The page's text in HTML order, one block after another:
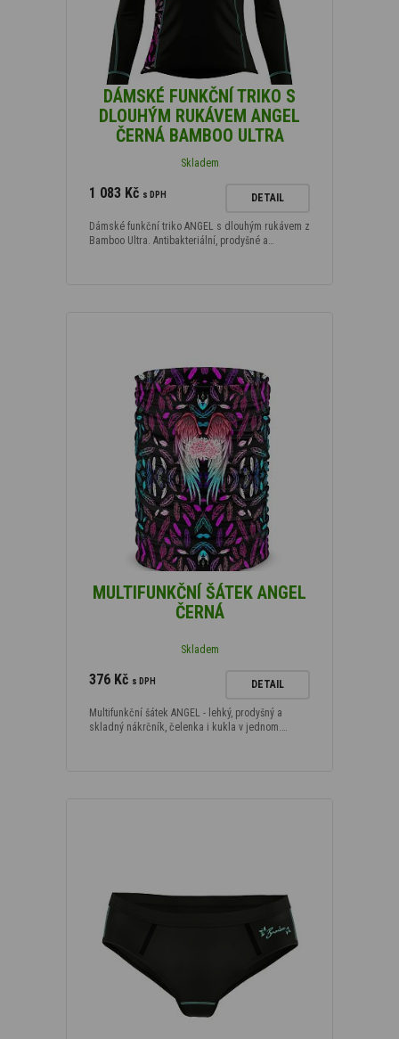
DÁMSKÉ FUNKČNÍ TRIKO S
DLOUHÝM RUKÁVEM ANGEL
ČERNÁ BAMBOO ULTRA
Skladem
1 083 Kč s DPH DETAIL
Dámské funkční triko ANGEL s dlouhým rukávem z
Bamboo Ultra. Antibakteriální, prodyšné a…
MULTIFUNKČNÍ ŠÁTEK ANGEL
ČERNÁ
Skladem
376 Kč s DPH DETAIL
Multifunkční šátek ANGEL - lehký, prodyšný a
skladný nákrčník, čelenka i kukla v jednom.…